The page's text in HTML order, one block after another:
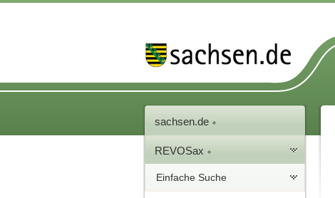
sachsen.de
REVOSax
Einfache Suche